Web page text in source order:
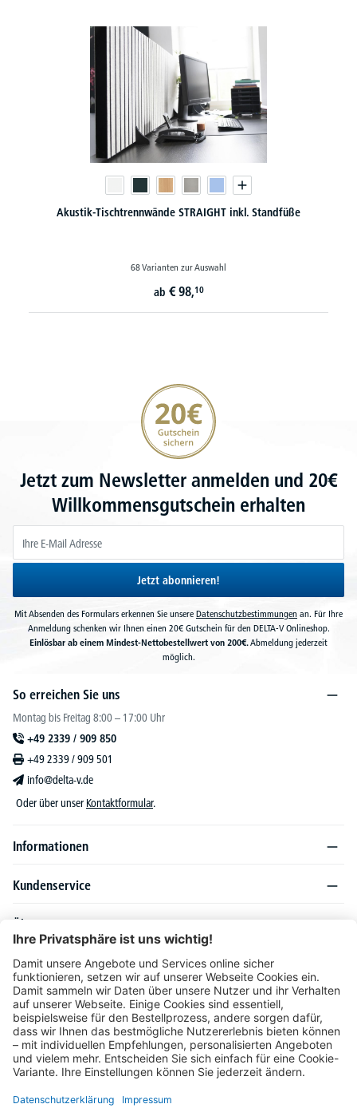
Akustik-Tischtrennwände STRAIGHT inkl. Standfüße
68 Varianten zur Auswahl
ab € 98,10
20€ Gutschein sichern
Jetzt zum Newsletter anmelden und 20€
Willkommensgutschein erhalten
Jetzt abonnieren!
Mit Absenden des Formulars erkennen Sie unsere Datenschutzbestimmungen an. Für Ihre
Anmeldung schenken wir Ihnen einen 20€ Gutschein für den DELTA-V Onlineshop.
Einlösbar ab einem Mindest-Nettobestellwert von 200€.Abmeldung jederzeit
möglich.
So erreichen Sie uns
Montag bis Freitag 8:00 – 17:00 Uhr
+49 2339 / 909 850
+49 2339 / 909 501
info@delta-v.de
Oder über unser Kontaktformular.
Informationen
Kundenservice
Über DELTA-V
Produktsortiment
Ratgeber
Folgen Sie uns auch auf